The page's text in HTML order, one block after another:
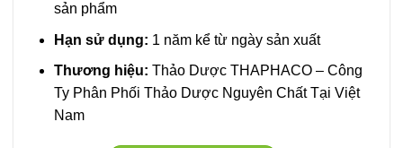
sản phẩm
Hạn sử dụng: 1 năm kể từ ngày sản xuất
Thương hiệu: Thảo Dược THAPHACO – Công
Ty Phân Phối Thảo Dược Nguyên Chất Tại Việt
Nam